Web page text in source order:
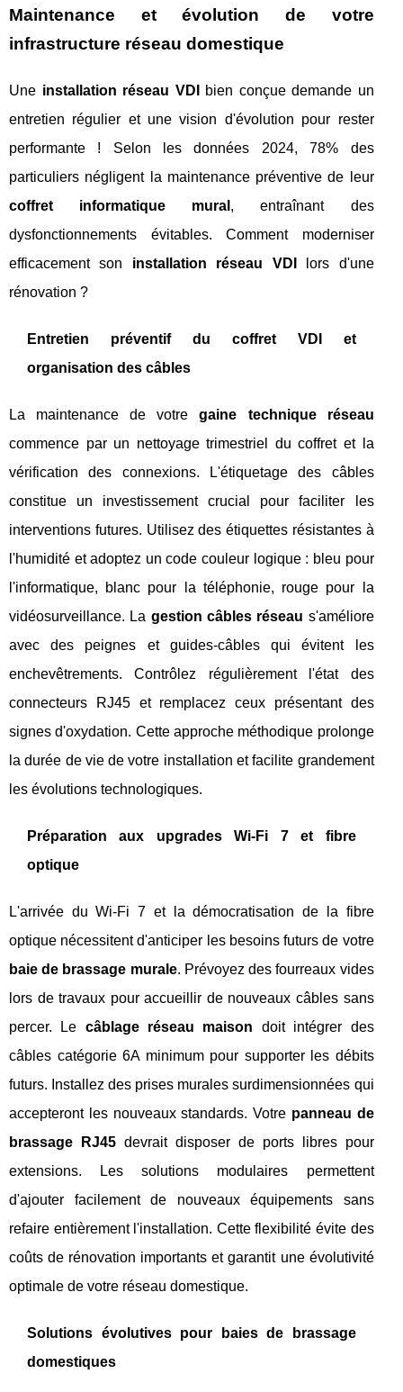
Maintenance et évolution de votre
infrastructure réseau domestique
Une installation réseau VDI
bien conçue demande un
entretien régulier et une vision d'évolution pour rester
performante ! Selon les données 2024, 78% des
particuliers négligent la maintenance préventive de leur
coffret informatique mural , entraînant des
dysfonctionnements évitables. Comment moderniser
efficacement son installation réseau VDI
lors d'une
rénovation ?
Entretien préventif du coffret VDI et
organisation des câbles
La maintenance de votregaine technique réseau
commence par un nettoyage trimestriel du coffret et la
vérification des connexions. L'étiquetage des câbles
constitue un investissement crucial pour faciliter les
interventions futures. Utilisez des étiquettes résistantes à
l'humidité et adoptez un code couleur logique : bleu pour
l'informatique, blanc pour la téléphonie, rouge pour la
vidéosurveillance. La gestion câbles réseau s'améliore
avec des peignes et guides-câbles qui évitent les
enchevêtrements. Contrôlez régulièrement l'état des
connecteurs RJ45 et remplacez ceux présentant des
signes d'oxydation. Cette approche méthodique prolonge
la durée de vie de votre installation et facilite grandement
les évolutions technologiques.
Préparation aux upgrades Wi-Fi 7 et fibre
optique
L'arrivée du Wi-Fi 7 et la démocratisation de la fibre
optique nécessitent d'anticiper les besoins futurs de votre
baie de brassage murale. Prévoyez des fourreaux vides
lors de travaux pour accueillir de nouveaux câbles sans
percer. Le câblage réseau maison doit intégrer des
câbles catégorie 6A minimum pour supporter les débits
futurs. Installez des prises murales surdimensionnées qui
accepteront les nouveaux standards. Votre panneau de
brassage RJ45devrait disposer de ports libres pour
extensions. Les solutions modulaires permettent
d'ajouter facilement de nouveaux équipements sans
refaire entièrement l'installation. Cette flexibilité évite des
coûts de rénovation importants et garantit une évolutivité
optimale de votre réseau domestique.
Solutions évolutives pour baies de brassage
domestiques